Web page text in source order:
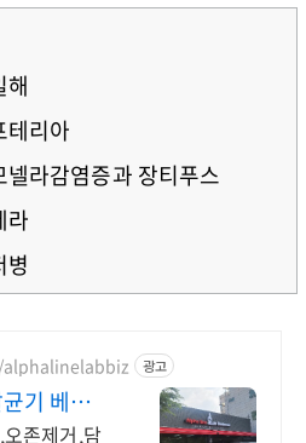
해
테리아
넬라감염증과 장티푸스
라
병
광고
기 베르
판존제거,담